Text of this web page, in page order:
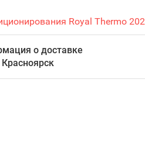
Royal Thermo
о доставке
Красноярск